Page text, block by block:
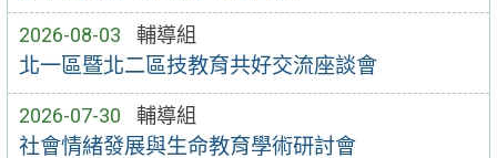
2026-08-03 輔導組
北一區暨北二區技教育共好交流座談會
2026-07-30 輔導組
社會情緒發展與生命教育學術研討會